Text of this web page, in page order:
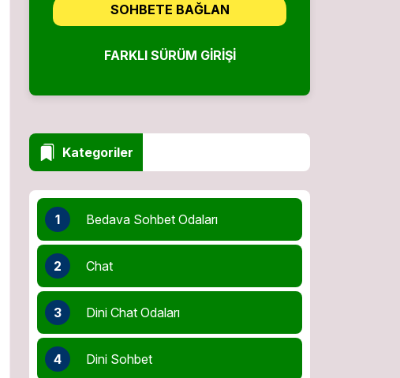
SOHBETE BAĞLAN
FARKLI SÜRÜM GIRIŞI
Kategoriler
1 Bedava Sohbet Odaları
2 Chat
3 Dini Chat Odaları
4 Dini Sohbet